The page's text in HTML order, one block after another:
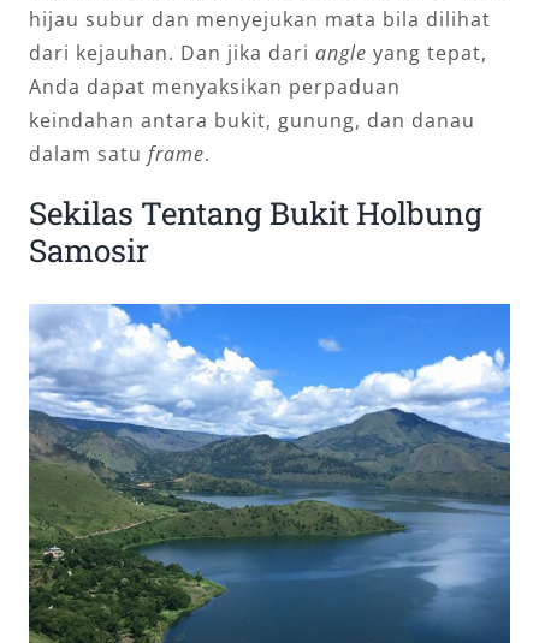
hijau subur dan menyejukan mata bila dilihat
dari kejauhan. Dan jika dari angle yang tepat,
Anda dapat menyaksikan perpaduan
keindahan antara bukit, gunung, dan danau
dalam satu frame.
Sekilas Tentang Bukit Holbung
Samosir